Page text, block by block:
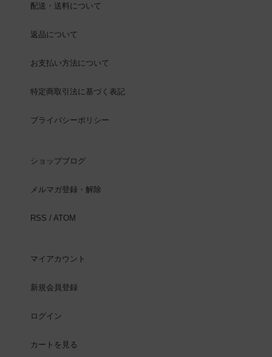
配送・送料について
返品について
お支払い方法について
特定商取引法に基づく表記
プライバシーポリシー
ショップブログ
メルマガ登録・解除
RSS / ATOM
マイアカウント
新規会員登録
ログイン
カートを見る